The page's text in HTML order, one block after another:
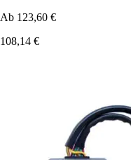
Ab 123,60 €
108,14 €